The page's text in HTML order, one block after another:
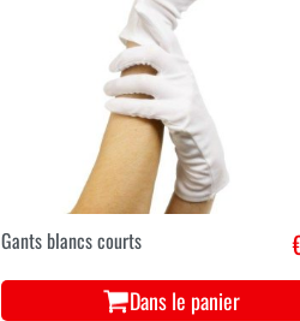
Gants blancs courts
Dans le panier